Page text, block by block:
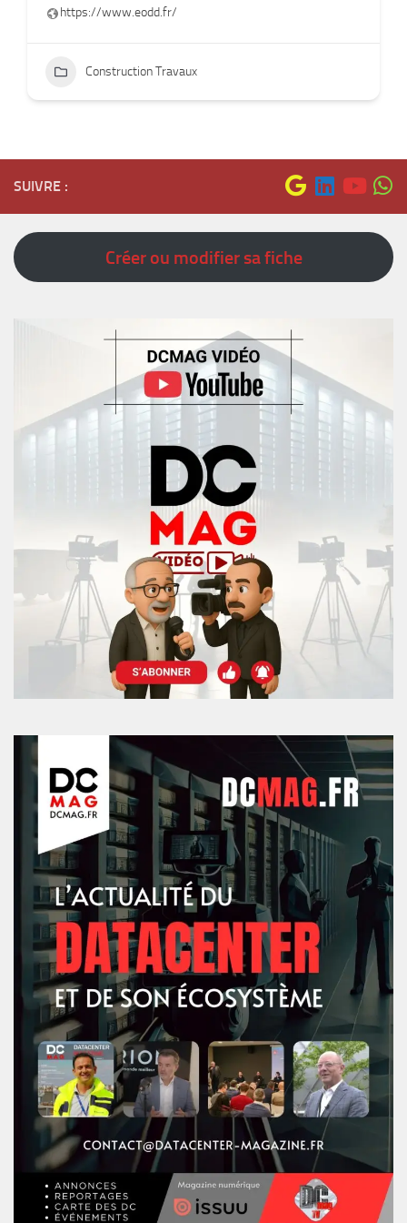
https://www.eodd.fr/
Construction Travaux
SUIVRE :
Créer ou modifier sa fiche